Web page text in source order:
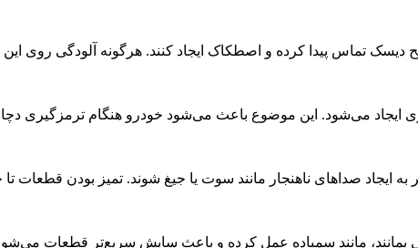
دیسک تماس پیدا کرده و اصطکاک ایجاد کنند. هرگونه آلودگی روی
ایجاد می‌شود. این موضوع باعث می‌شود خودرو هنگام ترمزگیری
ایجاد صداهای ناهنجار مانند سوت یا جیغ شوند. تمیز بودن قطعات
مانند سمباده عمل کرده و باعث سایش سریع‌تر قطعات